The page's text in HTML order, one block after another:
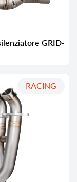
GRID-
RACING